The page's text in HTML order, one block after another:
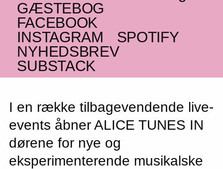
GÆSTEBOG
FACEBOOK
INSTAGRAM
SPOTIFY
NYHEDSBREV
SUBSTACK
+ Folker + Miabella
Nyt frivilligdrevet koncertformat åbner
salen for spirende musikalske projekter
UDSOLGT
I en række tilbagevendende live-
events åbner ALICE TUNES IN
dørene for nye og
eksperimenterende musikalske